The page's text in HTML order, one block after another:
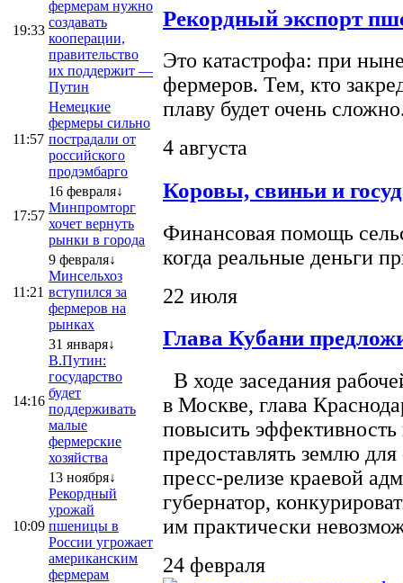
19:33
фермерам нужно
создавать
кооперации,
правительство
их поддержит —
Путин
11:57
Немецкие
фермеры сильно
пострадали от
российского
продэмбарго
17:57
16 февраля↓
Минпромторг
хочет вернуть
рынки в города
11:21
9 февраля↓
Минсельхоз
вступился за
фермеров на
рынках
14:16
31 января↓
В.Путин:
государство
будет
поддерживать
малые
фермерские
хозяйства
10:09
13 ноября↓
Рекордный
урожай
пшеницы в
России угрожает
американским
фермерам
Рекордный экспорт
Это катастрофа: при
фермеров. Тем, кто
плаву будет очень
4 августа
Коровы, свиньи и
Финансовая помощь
когда реальные деньги
22 июля
Глава Кубани
В ходе заседания
в Москве, глава
повысить эффективность
предоставлять землю
пресс-релизе краевой
губернатор,
им практически
24 февраля